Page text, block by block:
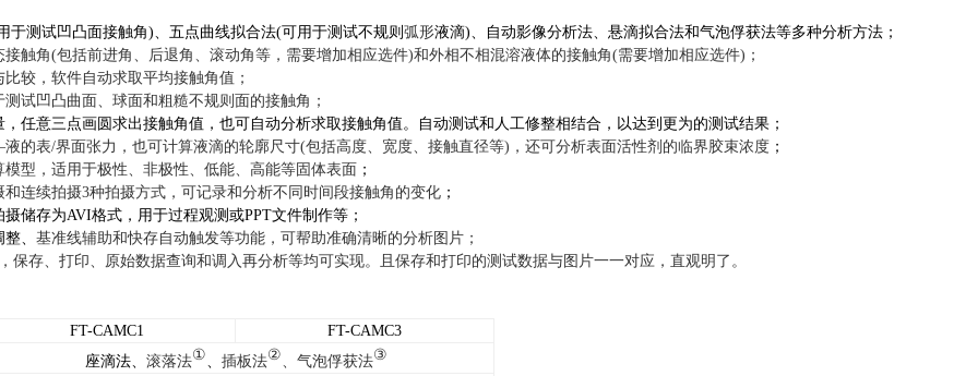
于测试凹凸面接触角)、五点曲线拟合法(可用于测试不规则 弧形液滴)、自动影像分析法、悬滴拟合法和气泡俘获法等多种分析方法；
触角(包括前进角、后退角、滚动角等，需要增加相应选件)和外相不相混溶液体的接触角(需要增加相应选件)；
较，软件自动求取平均接触角值；
试凹凸曲面、球面和粗糙不规则面的接触角；
，任意三点画圆求出接触角值，也可自动分析求取接触角值。自动测试和人工修整相结合，以达到更为的测试结果；
的表/界面张力， 也可计算液滴的轮廓尺寸(包括高度、宽度、接触直径等)，还可分析表面活性剂的临界胶束浓度 ；
型，适用于极性、非极性、低能、高能等固体表面 ；
连续拍摄3种拍摄方式，可记录和分析不同时间段接触角的变化 ；
储存为AVI格式，用于过程观测或PPT文件制作等；
、 基准线辅助和快存自动触发等功能，可帮助准确清晰的分析图片；
保存、打印、原始数据查询和调入再分析等均可实现。且保存和打印的测试数据与图片一一对应，直观明了。
FT-CAMC1 FT-CAMC3
座滴法、 滚落法① 插板法② 、气泡俘获法③